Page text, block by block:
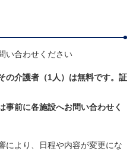
い合わせください
の介護者（1人）は無料です。証
前に各施設へお問い合わせく
により、日程や内容が変更にな